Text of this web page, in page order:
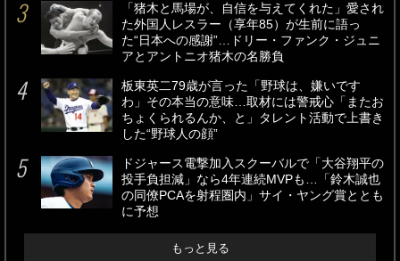
「猪木と馬場が、自信を与えてくれた」愛され
た外国人レスラー（享年85）が生前に語っ
た“日本への感謝”…ドリー・ファンク・ジュニ
アとアントニオ猪木の名勝負
板東英二79歳が言った「野球は、嫌いです
わ」その本当の意味…取材には警戒心「またお
ちょくられるんか、と」タレント活動で上書き
した“野球人の顔”
ドジャース電撃加入スクーバルで「大谷翔平の
投手負担減」なら4年連続MVPも…「鈴木誠也
の同僚PCAを射程圏内」サイ・ヤング賞ととも
に予想
もっと見る